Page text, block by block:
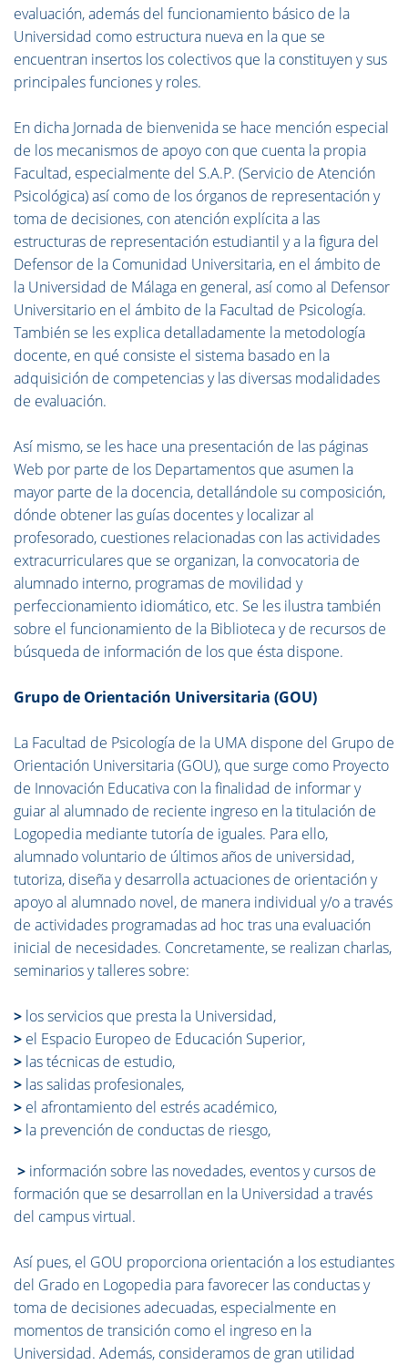
evaluación, además del funcionamiento básico de la
Universidad como estructura nueva en la que se
encuentran insertos los colectivos que la constituyen y sus
principales funciones y roles.
En dicha Jornada de bienvenida se hace mención especial
de los mecanismos de apoyo con que cuenta la propia
Facultad, especialmente del S.A.P. (Servicio de Atención
Psicológica) así como de los órganos de representación y
toma de decisiones, con atención explícita a las
estructuras de representación estudiantil y a la figura del
Defensor de la Comunidad Universitaria, en el ámbito de
la Universidad de Málaga en general, así como al Defensor
Universitario en el ámbito de la Facultad de Psicología.
También se les explica detalladamente la metodología
docente, en qué consiste el sistema basado en la
adquisición de competencias y las diversas modalidades
de evaluación.
Así mismo, se les hace una presentación de las páginas
Web por parte de los Departamentos que asumen la
mayor parte de la docencia, detallándole su composición,
dónde obtener las guías docentes y localizar al
profesorado, cuestiones relacionadas con las actividades
extracurriculares que se organizan, la convocatoria de
alumnado interno, programas de movilidad y
perfeccionamiento idiomático, etc. Se les ilustra también
sobre el funcionamiento de la Biblioteca y de recursos de
búsqueda de información de los que ésta dispone.
Grupo de Orientación Universitaria (GOU)
La Facultad de Psicología de la UMA dispone del Grupo de
Orientación Universitaria (GOU), que surge como Proyecto
de Innovación Educativa con la finalidad de informar y
guiar al alumnado de reciente ingreso en la titulación de
Logopedia mediante tutoría de iguales. Para ello,
alumnado voluntario de últimos años de universidad,
tutoriza, diseña y desarrolla actuaciones de orientación y
apoyo al alumnado novel, de manera individual y/o a través
de actividades programadas ad hoc tras una evaluación
inicial de necesidades. Concretamente, se realizan charlas,
seminarios y talleres sobre:
> los servicios que presta la Universidad,
> el Espacio Europeo de Educación Superior,
> las técnicas de estudio,
> las salidas profesionales,
> el afrontamiento del estrés académico,
> la prevención de conductas de riesgo,
> información sobre las novedades, eventos y cursos de
formación que se desarrollan en la Universidad a través
del campus virtual.
Así pues, el GOU proporciona orientación a los estudiantes
del Grado en Logopedia para favorecer las conductas y
toma de decisiones adecuadas, especialmente en
momentos de transición como el ingreso en la
Universidad. Además, consideramos de gran utilidad